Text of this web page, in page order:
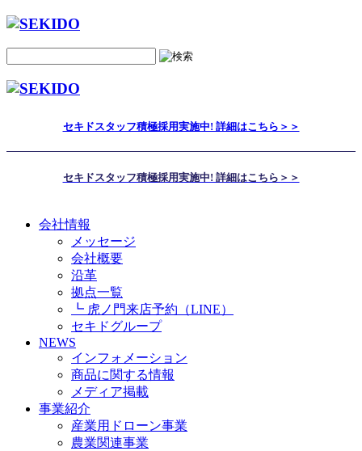
セキドスタッフ積極採用実施中! 詳細はこちら＞＞
セキドスタッフ積極採用実施中! 詳細はこちら＞＞
会社情報
メッセージ
会社概要
沿革
拠点一覧
┗ 虎ノ門来店予約（LINE）
セキドグループ
NEWS
インフォメーション
商品に関する情報
メディア掲載
事業紹介
産業用ドローン事業
農業関連事業